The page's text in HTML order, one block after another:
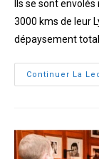
Ils se sont
3000 kms de leur
dépaysement
Continuer La